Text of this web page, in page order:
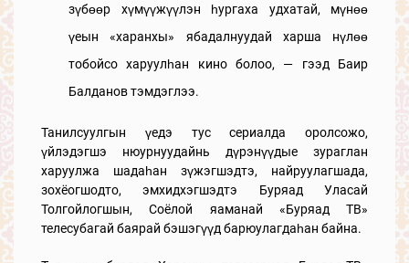
зүбөөр хүмүүжүүлэн һургаха удхатай, мүнөө
үеын «харанхы» ябадалнуудай харша нүлөө
тобойсо харуулһан кино болоо, — гээд Баир
Балданов тэмдэглээ.
Танилсуулгын үедэ тус сериалда оролсожо,
үйлэдэгшэ нюурнуудайнь дүрэнүүдые зураглан
харуулжа шадаһан зүжэгшэдтэ, найруулагшада,
зохёогшодто, эмхидхэгшэдтэ Буряад Уласай
Толгойлогшын, Соёлой яаманай «Буряад ТВ»
телесубагай баярай бэшэгүүд барюулагдаһан байна.